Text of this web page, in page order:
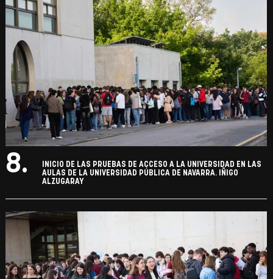
8.
INICIO DE LAS PRUEBAS DE ACCESO A LA UNIVERSIDAD EN LAS
AULAS DE LA UNIVERSIDAD PÚBLICA DE NAVARRA. IÑIGO
ALZUGARAY